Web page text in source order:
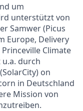
um
unterstützt von
Samwer (Picus
Europe, Delivery
Climate
durch
on
in Deutschland
Mission von